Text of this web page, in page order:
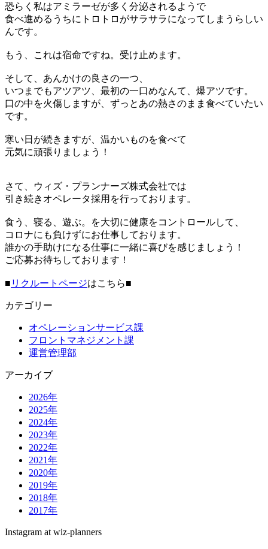
恐らく私はアミラーゼが多く分泌されるようで
食べ進めるうちにトロトロがサラサラになってしまうらしい
んです。
もう、これは宿命ですね。受け止めます。
そして、あんかけの良さの一つ、
いつまでもアツアツ、最初の一口めなんて、爆アツです。
口の中を火傷しますが、ずっとあの熱さのまま食べていたい
です。
寒い日が続きますが、温かいものを食べて
元気に頑張りましょう！
さて、ウィズ・プランナーズ株式会社では
引き続きオペレータ採用を行っております。
食う、寝る、遊ぶ。を大切に健康をコントロールして、
コロナにも負けずにお仕事しております。
誰かの手助けになる仕事に一緒に喜びを感じましょう！
ご応募お待ちしております！
■ リクルートページはこちら■
カテゴリー
オペレーションサービス課
フロントマネジメント課
運営管理部
アーカイブ
2026年
2025年
2024年
2023年
2022年
2021年
2020年
2019年
2018年
2017年
Instagram at wiz-planners